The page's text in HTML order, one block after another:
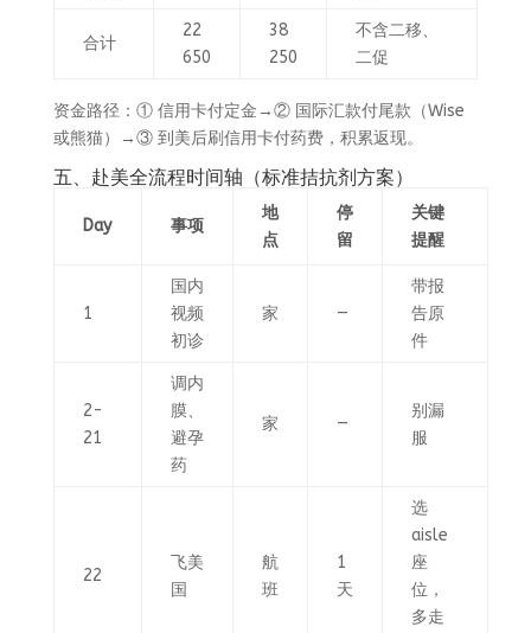
合计
22
650
38
250
不含二移、
二促
资金路径：① 信用卡付定金→② 国际汇款付尾款（Wise
或熊猫）→③ 到美后刷信用卡付药费，积累返现。
五、赴美全流程时间轴（标准拮抗剂方案）
Day 事项
地
点
停
留
关键
提醒
1
国内
视频
初诊
家 —
带报
告原
件
2-
21
调内
膜、
避孕
药
家 —
别漏
服
22
飞美
国
航
班
1
天
选
aisle
座
位，
多走